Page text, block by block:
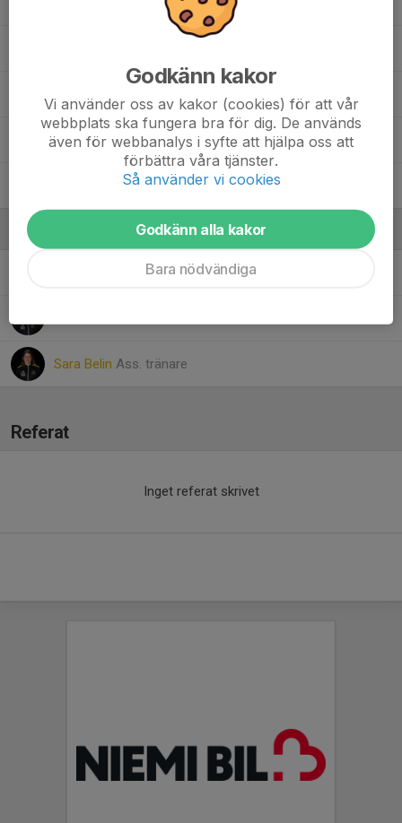
24. Thea Wallblom
21. Tuva Sjödin
Ledare
Peter Skogö VestbergAss. tränare
Sara Belin Ass. tränare
Referat
Inget referat skrivet
Godkänn kakor
Vi använder oss av kakor (cookies) för att vår
webbplats ska fungera bra för dig. De används
även för webbanalys i syfte att hjälpa oss att
förbättra våra tjänster.
Så använder vi cookies
Godkänn alla kakor
Bara nödvändiga